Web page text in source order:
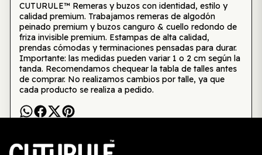
CUTURULE™ Remeras y buzos con identidad, estilo y
calidad premium. Trabajamos remeras de algodón
peinado premium y buzos canguro & cuello redondo de
friza invisible premium. Estampas de alta calidad,
prendas cómodas y terminaciones pensadas para durar.
Importante: las medidas pueden variar 1 o 2 cm según la
tanda. Recomendamos chequear la tabla de talles antes
de comprar. No realizamos cambios por talle, ya que
cada producto se realiza a pedido.